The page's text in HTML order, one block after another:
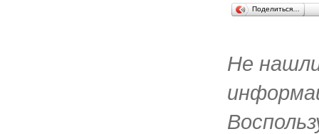
Поделиться…
Не